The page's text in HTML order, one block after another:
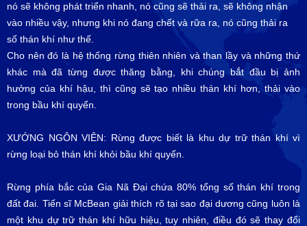
nó sẽ không phát triển nhanh, nó cũng sẽ thải ra, sẽ không nhận
vào nhiều vậy, nhưng khi nó đang chết và rữa ra, nó cũng thải ra
số thán khí như thế.
Cho nên đó là hệ thống rừng thiên nhiên và than lầy và những thứ
khác mà đã từng được thăng bằng, khi chúng bắt đầu bị ảnh
hưởng của khí hậu, thì cũng sẽ tạo nhiều thán khí hơn, thải vào
trong bầu khí quyển.
XƯỚNG NGÔN VIÊN: Rừng được biết là khu dự trữ thán khí vì
rừng loại bỏ thán khí khỏi bầu khí quyển.
Rừng phía bắc của Gia Nã Đại chứa 80% tổng số thán khí trong
đất đai. Tiến sĩ McBean giải thích rõ tại sao đại dương cũng luôn là
một khu dự trữ thán khí hữu hiệu, tuy nhiên, điều đó sẽ thay đổi